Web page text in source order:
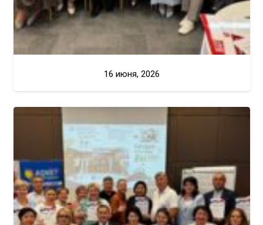
16 июня, 2026